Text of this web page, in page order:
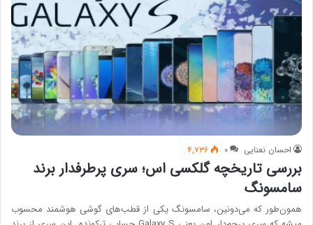
احسان نعنایی ۰ ۴,۷۳۶
بررسی تاریخچه گلکسی اس؛ سری پرطرفدار برند
سامسونگ
همون‌طور که می‌دونین، سامسونگ یکی از قطب‌های گوشی هوشمند محسوب